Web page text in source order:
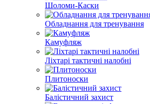
Шоломи-Каски
Обладнання для тренування
Камуфляж
Ліхтарі тактичні налобні
Плитоноски
Балістичний захист